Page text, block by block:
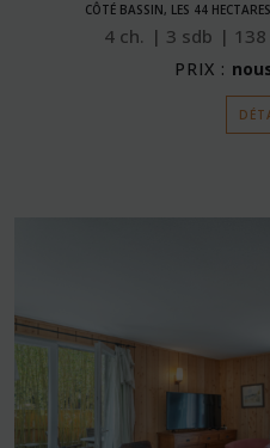
CÔTÉ BASSIN, LES 44
4 ch. 3 sdb 138
PRIX :